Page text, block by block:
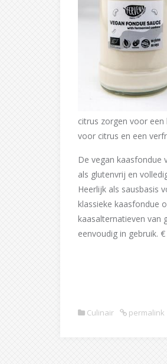
citrus zorgen voor
voor citrus en een
De vegan kaasfondue
als glutenvrij en
Heerlijk als sausbasis
klassieke kaasfondue
kaasalternatieven van
eenvoudig in gebruik.
Culinair permalink